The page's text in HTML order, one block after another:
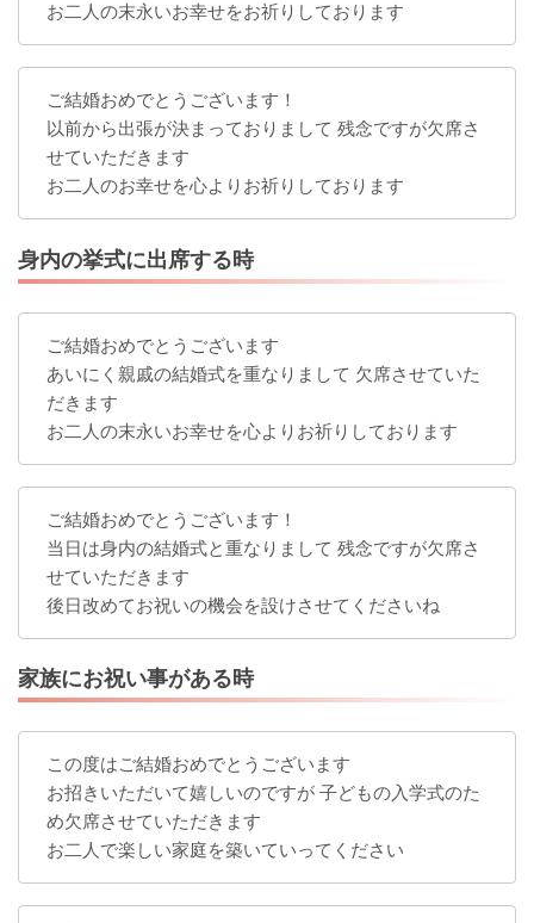
お二人の末永いお幸せをお祈りしております
ご結婚おめでとうございます！
以前から出張が決まっておりまして 残念ですが欠席さ
せていただきます
お二人のお幸せを心よりお祈りしております
身内の挙式に出席する時
ご結婚おめでとうございます
あいにく親戚の結婚式を重なりまして 欠席させていた
だきます
お二人の末永いお幸せを心よりお祈りしております
ご結婚おめでとうございます！
当日は身内の結婚式と重なりまして 残念ですが欠席さ
せていただきます
後日改めてお祝いの機会を設けさせてくださいね
家族にお祝い事がある時
この度はご結婚おめでとうございます
お招きいただいて嬉しいのですが 子どもの入学式のた
め欠席させていただきます
お二人で楽しい家庭を築いていってください